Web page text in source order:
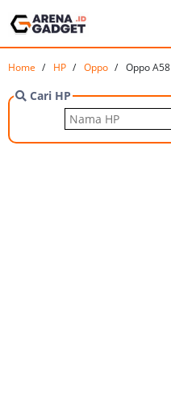
Home HP Oppo Oppo A58
Cari HP